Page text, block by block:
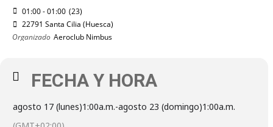
01:00 - 01:00 (23)
22791 Santa Cilia (Huesca)
Organizado Aeroclub Nimbus
FECHA Y HORA
agosto 17 (lunes)1:00a.m.-agosto 23 (domingo)1:00a.m.